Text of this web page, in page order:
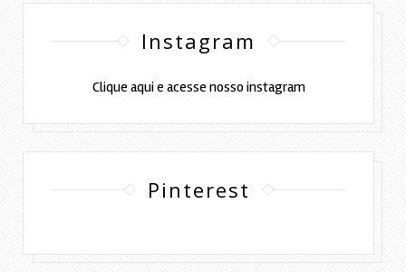
Instagram
Clique aqui e acesse nosso instagram
Pinterest